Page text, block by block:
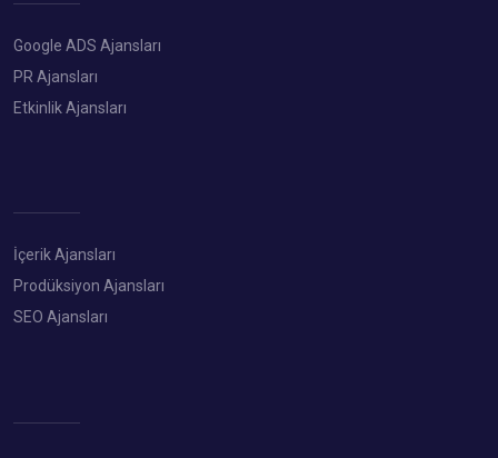
Google ADS Ajansları
PR Ajansları
Etkinlik Ajansları
İçerik Ajansları
Prodüksiyon Ajansları
SEO Ajansları